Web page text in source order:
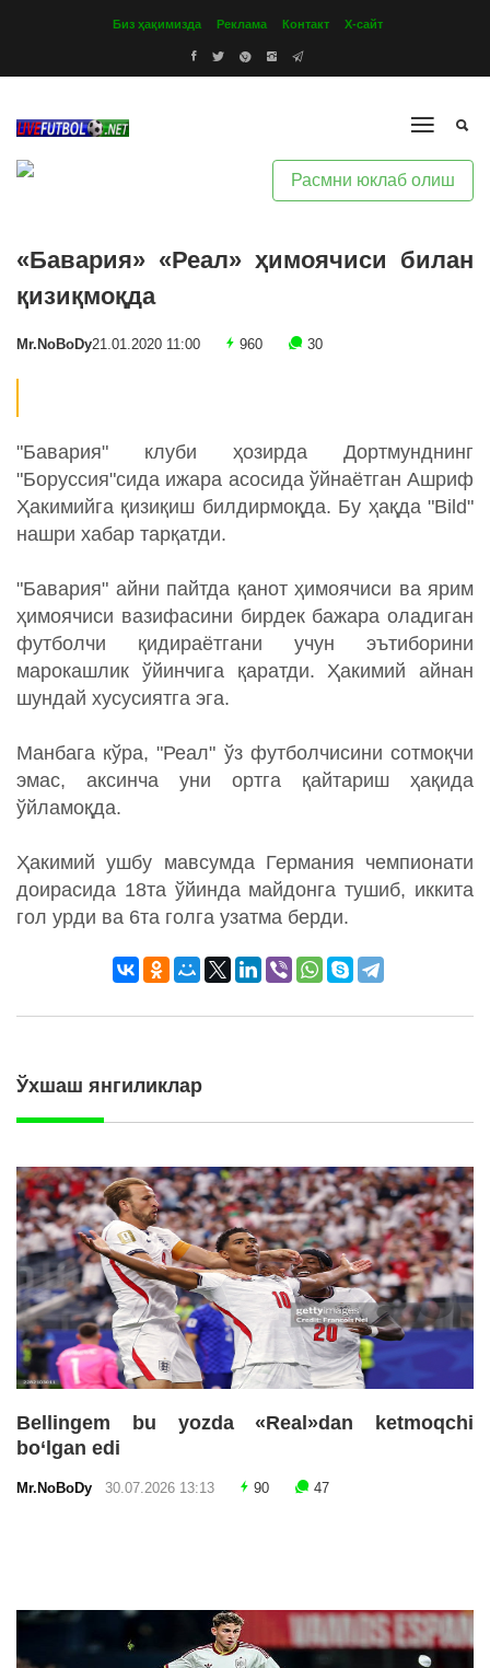
Биз ҳақимизда Реклама Контакт Х-сайт
Расмни юклаб олиш
«Бавария» «Реал» ҳимоячиси билан
қизиқмоқда
Mr.NoBoDy21.01.2020 11:00 960 30
"Бавария" клуби ҳозирда Дортмунднинг
"Боруссия"сида ижара асосида ўйнаётган Ашриф
Ҳакимийга қизиқиш билдирмоқда. Бу ҳақда "Bild"
нашри хабар тарқатди.
"Бавария" айни пайтда қанот ҳимоячиси ва ярим
ҳимоячиси вазифасини бирдек бажара оладиган
футболчи қидираётгани учун эътиборини
марокашлик ўйинчига қаратди. Ҳакимий айнан
шундай хусусиятга эга.
Манбага кўра, "Реал" ўз футболчисини сотмоқчи
эмас, аксинча уни ортга қайтариш ҳақида
ўйламоқда.
Ҳакимий ушбу мавсумда Германия чемпионати
доирасида 18та ўйинда майдонга тушиб, иккита
гол урди ва 6та голга узатма берди.
Ўхшаш янгиликлар
Bellingem bu yozda «Real»dan ketmoqchi
bo‘lgan edi
Mr.NoBoDy 30.07.2026 13:13 90 47